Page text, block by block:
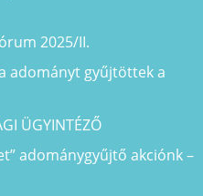
2025/II.
adományt gyűjtöttek a
ÜGYINTÉZŐ
adománygyűjtő akciónk –